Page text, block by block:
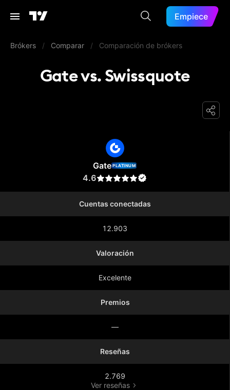
Empiece
Brókers / Comparar / Comparación de brókers
Gate vs. Swissquote
Gate PLATINUM
4.6
Cuentas conectadas
12.903
Valoración
Excelente
Premios
—
Reseñas
2.769
Ver reseñas